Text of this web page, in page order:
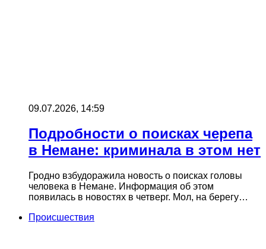
09.07.2026, 14:59
Подробности о поисках черепа
в Немане: криминала в этом нет
Гродно взбудоражила новость о поисках головы
человека в Немане. Информация об этом
появилась в новостях в четверг. Мол, на берегу…
Происшествия